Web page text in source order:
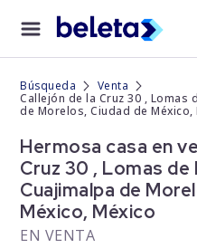
Búsqueda
Venta
Callejón de la Cruz 30 , Lomas
de Morelos, Ciudad de México,
Hermosa casa en
Cruz 30 , Lomas
Cuajimalpa de
México, México
EN VENTA